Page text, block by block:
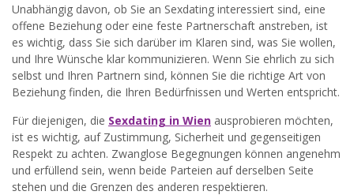
Unabhängig davon, ob Sie an Sexdating interessiert sind, eine
offene Beziehung oder eine feste Partnerschaft anstreben, ist
es wichtig, dass Sie sich darüber im Klaren sind, was Sie wollen,
und Ihre Wünsche klar kommunizieren. Wenn Sie ehrlich zu sich
selbst und Ihren Partnern sind, können Sie die richtige Art von
Beziehung finden, die Ihren Bedürfnissen und Werten entspricht.
Für diejenigen, die Sexdating in Wien ausprobieren möchten,
ist es wichtig, auf Zustimmung, Sicherheit und gegenseitigen
Respekt zu achten. Zwanglose Begegnungen können angenehm
und erfüllend sein, wenn beide Parteien auf derselben Seite
stehen und die Grenzen des anderen respektieren.